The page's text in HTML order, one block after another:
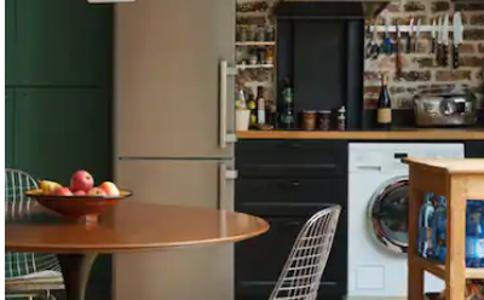
de flecha hacia arriba y hacia abajo o explora con el